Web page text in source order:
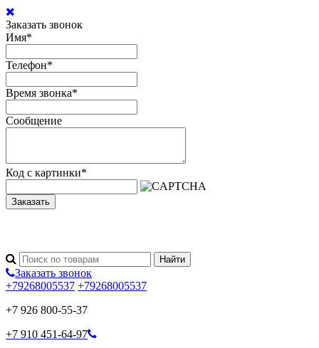
Заказать звонок
Имя*
Телефон*
Время звонка*
Сообщение
Код с картинки*
Заказать
Заказать звонок
+79268005537 +79268005537
+7 926 800-55-37
+7 910 451-64-97